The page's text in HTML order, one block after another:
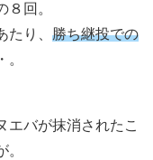
回。
り、 勝ち継投での
。
エバが抹消されたこ